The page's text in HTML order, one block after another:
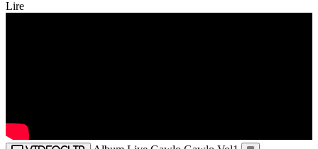
Lire